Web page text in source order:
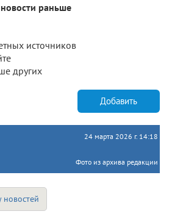
раньше
источников
других
Добавить
24 марта 2026 г. 14:18
Фото из архива редакции
новостей